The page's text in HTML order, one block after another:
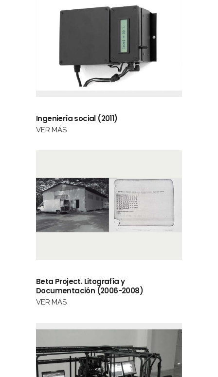
Ingeniería social (2011)
VER MÁS
Beta Project. Litografía y
Documentación (2006-2008)
VER MÁS